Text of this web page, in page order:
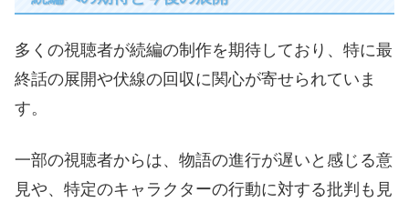
多くの視聴者が続編の制作を期待しており、特に最
終話の展開や伏線の回収に関心が寄せられていま
す。
一部の視聴者からは、物語の進行が遅いと感じる意
見や、特定のキャラクターの行動に対する批判も見